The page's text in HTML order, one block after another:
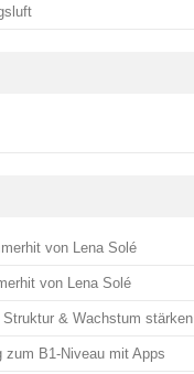
von Lena Solé
von Lena Solé
& Wachstum stärken
zum B1-Niveau mit Apps